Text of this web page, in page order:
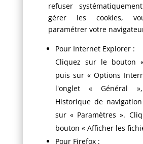
refuser
gérer les cookies,
paramétrer votre
Pour Internet Explorer :
Cliquez sur le bouton
puis sur « Options
l'onglet « Général
Historique de
sur « Paramètres ».
bouton « Afficher les
Pour Firefox :